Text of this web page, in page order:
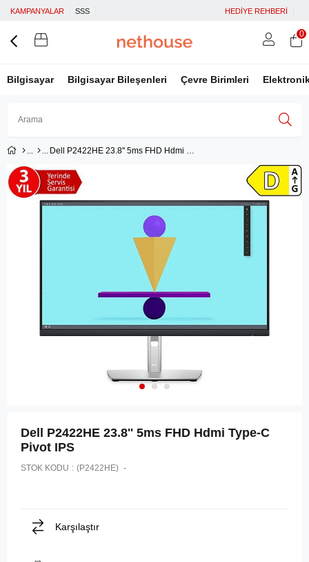
KAMPANYALAR SSS HEDİYE REHBERİ
Bilgisayar Bilgisayar Bileşenleri Çevre Birimleri
0
Dell P2422HE 23.8'' 5ms FHD Hdmi Type-C Pivot IPS
Dell P2422HE 23.8'' 5ms FHD Hdmi Type-C
Pivot IPS
STOK KODU (P2422HE)
Karşılaştır